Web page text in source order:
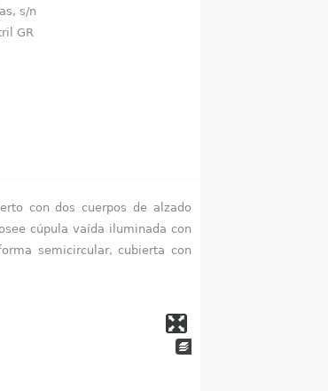
s/n
GR
con dos cuerpos de alzado
cúpula vaída iluminada con
semicircular, cubierta con